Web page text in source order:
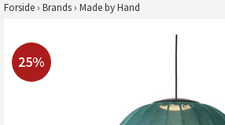
Forside › Brands › Made by Hand
25%